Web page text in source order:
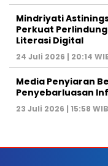
Mindriyati
Perkuat
Literasi Digital
24 Juli 2026 | 20:14
Media Penyiaran
Penyebarluasan
23 Juli 2026 | 15:58 WIB